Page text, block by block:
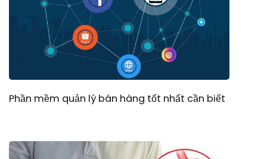
Phần mềm quản lý bán hàng tốt nhất cần biết